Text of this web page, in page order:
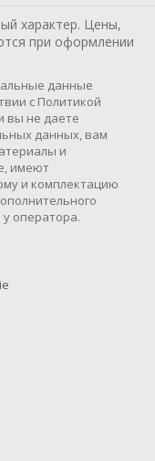
характер. Цены,
при оформлении
данные
с Политикой
вы не даете
данных, вам
и
имеют
и комплектацию
оператора.